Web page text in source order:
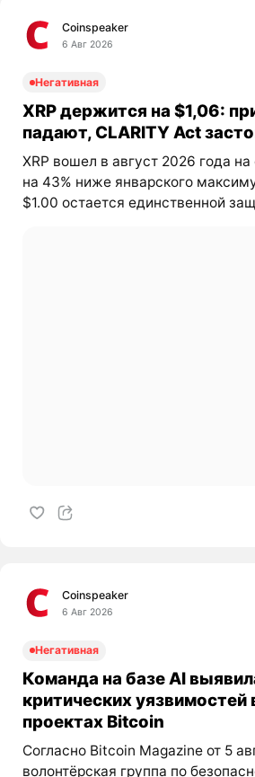
Coinspeaker
6 Авг 2026
Негативная
XRP держится на $1,06:
падают, CLARITY Act
XRP вошел в август 2026 года на
на 43% ниже январского
$1.00 остается единственной
Coinspeaker
6 Авг 2026
Негативная
Команда на базе AI
критических уязвимостей
проектах Bitcoin
Согласно Bitcoin Magazine от 5
волонтёрская группа по